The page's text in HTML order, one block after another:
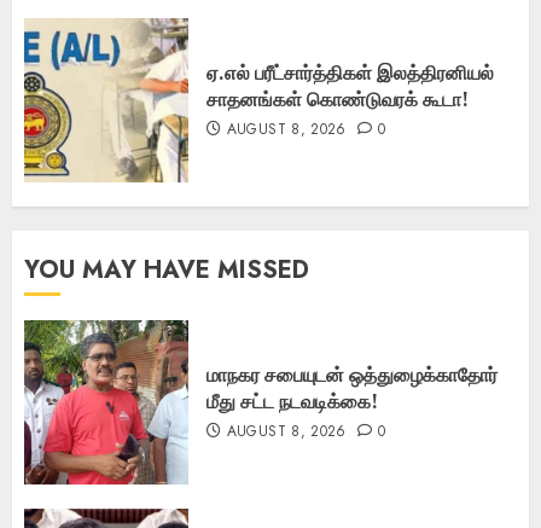
ஏ.எல் பரீட்சார்த்திகள் இலத்திரனியல்
சாதனங்கள் கொண்டுவரக் கூடா!
AUGUST 8, 2026 0
YOU MAY HAVE MISSED
மாநகர சபையுடன் ஒத்துழைக்காதோர்
மீது சட்ட நடவடிக்கை!
AUGUST 8, 2026 0